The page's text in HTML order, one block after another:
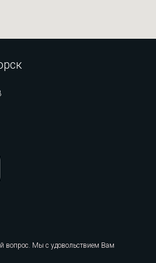
вопрос. Мы с удовольствием Вам